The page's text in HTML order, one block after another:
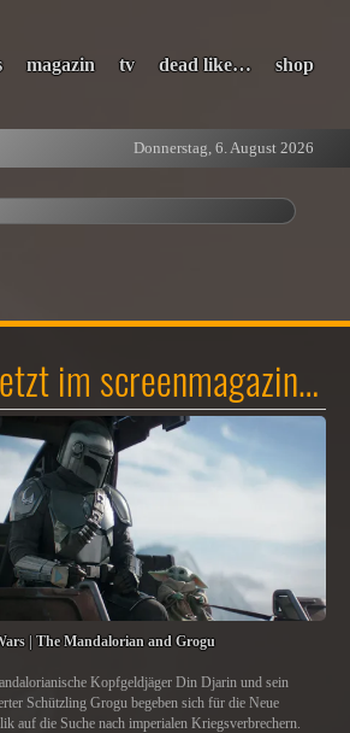
magazin tv dead like… shop
Donnerstag, 6. August 2026
im screenmagazin…
| The Mandalorian and Grogu
Kopfgeldjäger Din Djarin und sein
Schützling Grogu begeben sich für die Neue
auf die Suche nach imperialen Kriegsverbrechern.